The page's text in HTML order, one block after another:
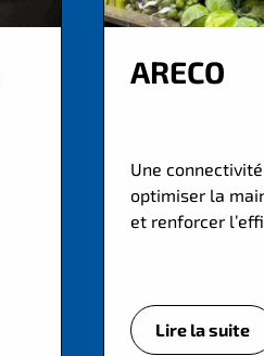
ARECO
Une
optimiser la
et renforcer
Lire la suite